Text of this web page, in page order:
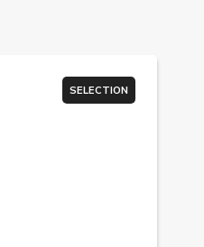
SELECTION